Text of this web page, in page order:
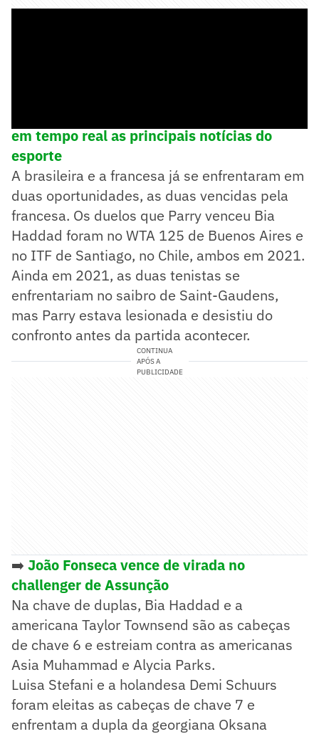
em tempo real as principais notícias do
esporte
A brasileira e a francesa já se enfrentaram em
duas oportunidades, as duas vencidas pela
francesa. Os duelos que Parry venceu Bia
Haddad foram no WTA 125 de Buenos Aires e
no ITF de Santiago, no Chile, ambos em 2021.
Ainda em 2021, as duas tenistas se
enfrentariam no saibro de Saint-Gaudens,
mas Parry estava lesionada e desistiu do
confronto antes da partida acontecer.
CONTINUA
APÓS A
PUBLICIDADE
➡️ João Fonseca vence de virada no
challenger de Assunção
Na chave de duplas, Bia Haddad e a
americana Taylor Townsend são as cabeças
de chave 6 e estreiam contra as americanas
Asia Muhammad e Alycia Parks.
Luisa Stefani e a holandesa Demi Schuurs
foram eleitas as cabeças de chave 7 e
enfrentam a dupla da georgiana Oksana